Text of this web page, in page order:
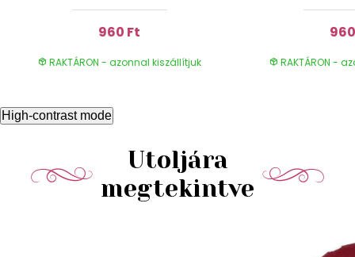
960 Ft
RAKTÁRON - azonnal kiszállítjuk RAKTÁRON -
High-contrast mode
Utoljára
megtekintve